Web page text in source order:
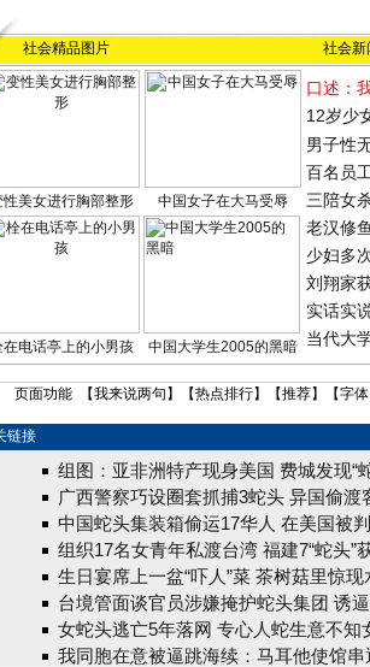
社会精品图片 社会新
性美女进行胸部整形 中国女子在大马受辱
在电话亭上的小男孩 中国大学生2005的黑暗
口述：
12岁少
男子性
百名员
三陪女
老汉修
少妇多
刘翔家
实话实
当代大
页面功能 【我来说两句 】【热点排行】【推荐】【字
链接
组图：亚非洲特产现身美国 费城发现“
广西警察巧设圈套抓捕3蛇头 异国偷渡
中国蛇头集装箱偷运17华人 在美国被
组织17名女青年私渡台湾 福建7“蛇头”
生日宴席上一盆“吓人”菜 茶树菇里惊现
台境管面谈官员涉嫌掩护蛇头集团 诱
女蛇头逃亡5年落网 专心人蛇生意不知
我同胞在意被逼跳海续：马耳他使馆串